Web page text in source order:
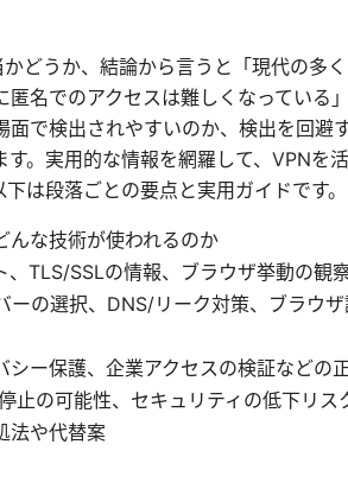
どうか、結論から言うと「現代の多
名でのアクセスは難しくなっている
で検出されやすいのか、検出を回避
。実用的な情報を網羅して、VPNを
は段落ごとの要点と実用ガイドです。
んな技術が使われるのか
TLS/SSLの情報、ブラウザ挙動の観
の選択、DNS/リーク対策、ブラウ
ー保護、企業アクセスの検証などの
止の可能性、セキュリティの低下リス
法や代替案